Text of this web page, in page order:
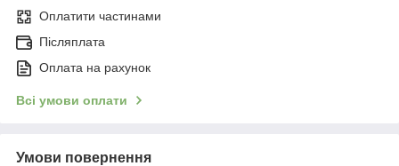
Оплатити частинами
Післяплата
Оплата на рахунок
Всі умови оплати
Умови повернення